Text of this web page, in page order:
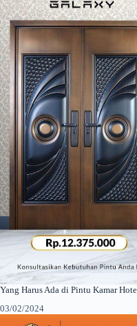
Yang Harus Ada di Pintu Kamar
03/02/2024